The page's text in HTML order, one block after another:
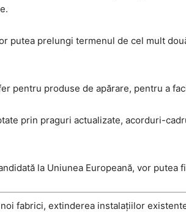
putea prelungi termenul de cel mult
pentru produse de apărare, pentru a
prin praguri actualizate, acorduri-
la Uniunea Europeană, vor
fabrici, extinderea instalațiilor